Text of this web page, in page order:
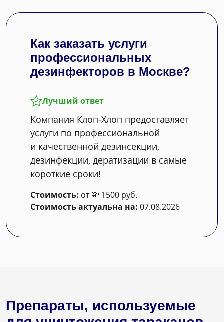
Как заказать услуги
профессиональных
дезинфекторов в Москве?
Лучший ответ
Компания Клоп-Хлоп предоставляет
услуги по профессиональной
и качественной дезинсекции,
дезинфекции, дератизации в самые
короткие сроки!
Стоимость: от 💸 1500 руб.
Стоимость актуальна на: 07.08.2026
Препараты, используемые